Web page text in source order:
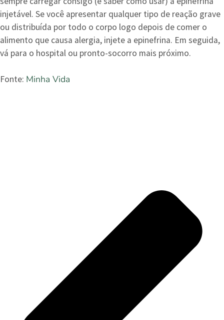
injetável. Se você apresentar qualquer tipo de reação grave
ou distribuída por todo o corpo logo depois de comer o
alimento que causa alergia, injete a epinefrina. Em seguida,
vá para o hospital ou pronto-socorro mais próximo.
Fonte: Minha Vida